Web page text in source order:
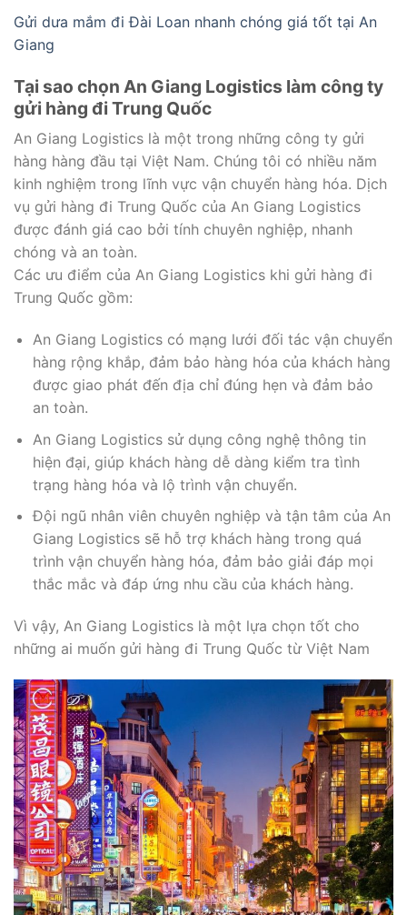
Gửi dưa mắm đi Đài Loan nhanh chóng giá tốt tại An
Giang
Tại sao chọn An Giang Logistics làm công ty
gửi hàng đi Trung Quốc
An Giang Logistics là một trong những công ty gửi
hàng hàng đầu tại Việt Nam. Chúng tôi có nhiều năm
kinh nghiệm trong lĩnh vực vận chuyển hàng hóa. Dịch
vụ gửi hàng đi Trung Quốc của An Giang Logistics
được đánh giá cao bởi tính chuyên nghiệp, nhanh
chóng và an toàn.
Các ưu điểm của An Giang Logistics khi gửi hàng đi
Trung Quốc gồm:
An Giang Logistics có mạng lưới đối tác vận chuyển
hàng rộng khắp, đảm bảo hàng hóa của khách hàng
được giao phát đến địa chỉ đúng hẹn và đảm bảo
an toàn.
An Giang Logistics sử dụng công nghệ thông tin
hiện đại, giúp khách hàng dễ dàng kiểm tra tình
trạng hàng hóa và lộ trình vận chuyển.
Đội ngũ nhân viên chuyên nghiệp và tận tâm của An
Giang Logistics sẽ hỗ trợ khách hàng trong quá
trình vận chuyển hàng hóa, đảm bảo giải đáp mọi
thắc mắc và đáp ứng nhu cầu của khách hàng.
Vì vậy, An Giang Logistics là một lựa chọn tốt cho
những ai muốn gửi hàng đi Trung Quốc từ Việt Nam